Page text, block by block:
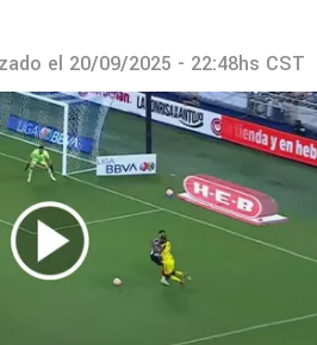
el 20/09/2025 - 22:48hs CST